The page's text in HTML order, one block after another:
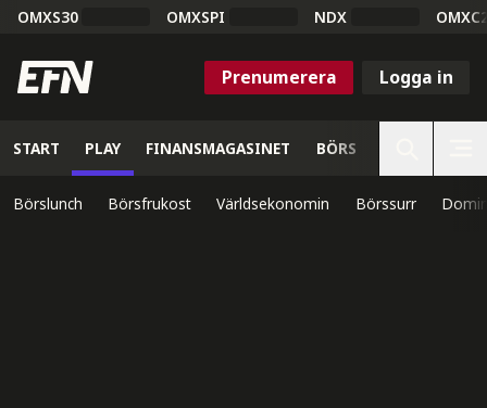
OMXS30 OMXSPI NDX
Prenumerera Logga in
START PLAY FINANSMAGASINET BÖRS
Börslunch Börsfrukost Världsekonomin Börssurr